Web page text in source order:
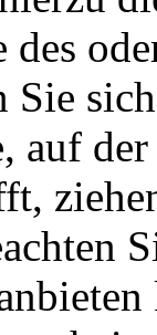
des
Sie
auf